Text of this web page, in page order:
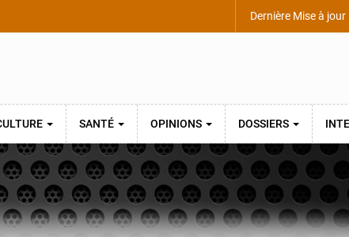
Dernière Mise à
SANTÉ OPINIONS DOSSIERS